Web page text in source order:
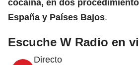
cocaína, en dos
España y Países Bajos.
Escuche W Radio en
Directo